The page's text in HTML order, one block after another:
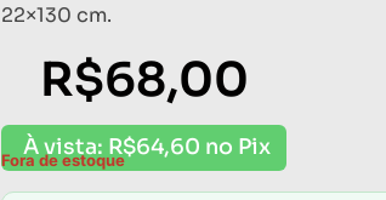
22×130 cm.
R$68,00
À vista: R$64,60 no Pix
Fora de estoque